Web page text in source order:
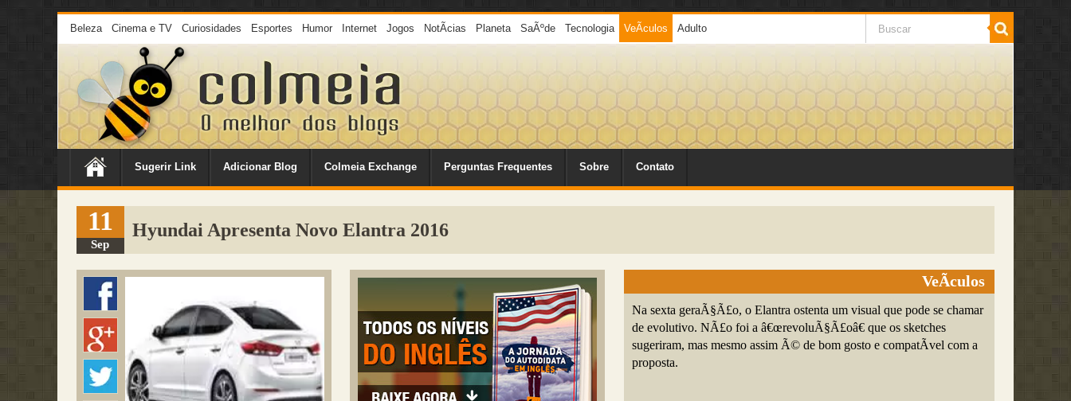
Beleza Cinema e TV Curiosidades Esportes Humor Internet Jogos NotÃ­cias Planeta SaÃºde Tecnologia VeÃ­culos Adulto
Sugerir Link Adicionar Blog Colmeia Exchange Perguntas Frequentes Sobre Contato
11
Sep
Hyundai Apresenta Novo Elantra 2016
VeÃ­culos
Na sexta geraÃ§Ã£o, o Elantra ostenta um visual que pode se chamar
de evolutivo. NÃ£o foi a â€œrevoluÃ§Ã£oâ€ que os sketches
sugeriram, mas mesmo assim Ã© de bom gosto e compatÃ­vel com a
proposta.